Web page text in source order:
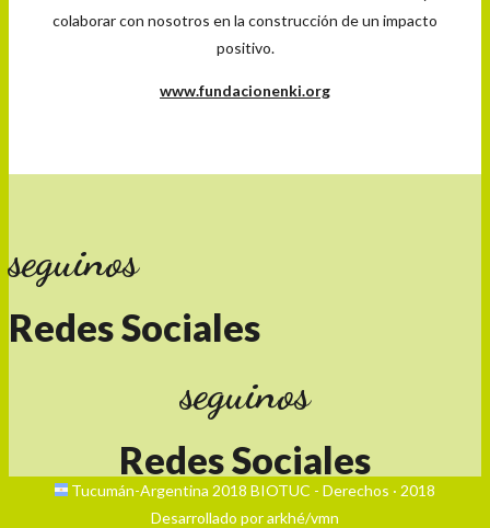
colaborar con nosotros en la construcción de un impacto
positivo.
www.fundacionenki.org
seguinos
Redes Sociales
seguinos
Redes Sociales
Tucumán-Argentina 2018 BIOTUC - Derechos · 2018
Desarrollado por arkhé/vmn